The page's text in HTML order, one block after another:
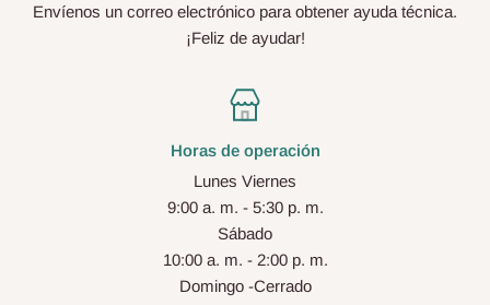
Envíenos un correo electrónico para obtener ayuda técnica.
¡Feliz de ayudar!
Horas de operación
Lunes Viernes
9:00 a. m. - 5:30 p. m.
Sábado
10:00 a. m. - 2:00 p. m.
Domingo -Cerrado